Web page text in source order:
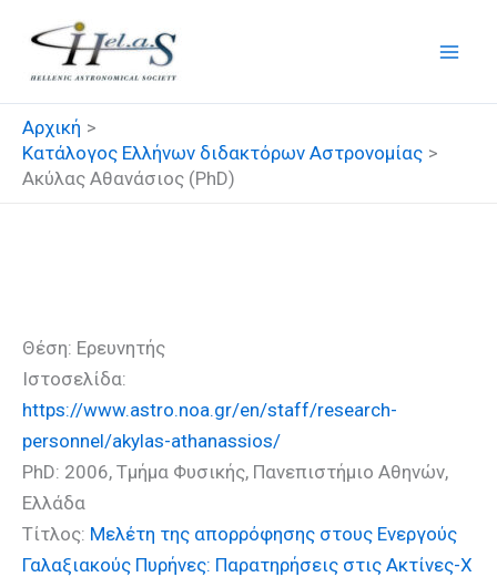
στο
περιεχόμενο
Αρχική
Κατάλογος Ελλήνων διδακτόρων Αστρονομίας
Ακύλας Αθανάσιος (PhD)
Θέση: Ερευνητής
Ιστοσελίδα:
https://www.astro.noa.gr/en/staff/research-
personnel/akylas-athanassios/
PhD: 2006, Τμήμα Φυσικής, Πανεπιστήμιο Αθηνών,
Ελλάδα
Τίτλος: Μελέτη της απορρόφησης στους Ενεργούς
Γαλαξιακούς Πυρήνες: Παρατηρήσεις στις Ακτίνες-Χ